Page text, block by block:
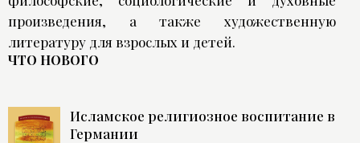
произведения, а также художественную
литературу для взрослых и детей.
ЧТО НОВОГО
Исламское религиозное воспитание в
Германии